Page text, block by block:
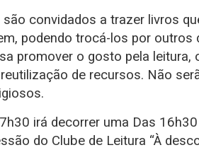
convidados a trazer livros
podendo trocá-los por outros
promover o gosto pela leitura,
de recursos. Não
irá decorrer uma Das
do Clube de Leitura “À